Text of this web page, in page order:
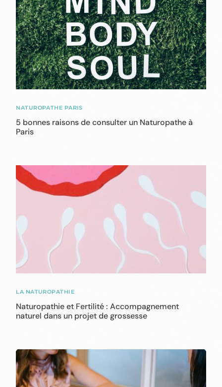
NATUROPATHE PARIS
5 bonnes raisons de consulter un Naturopathe à
Paris
LA NATUROPATHIE
Naturopathie et Fertilité : Accompagnement
naturel dans un projet de grossesse